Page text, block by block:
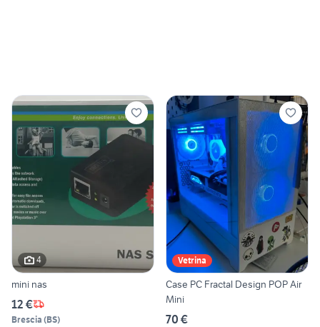
4
mini nas
12 €
Brescia (BS)
Vetrina
Case PC Fractal Design POP Air
Mini
70 €